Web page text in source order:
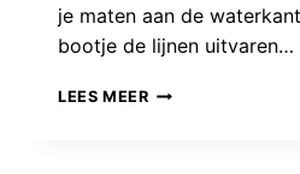
je maten aan de
bootje de lijnen uitvaren…
LEES MEERWK